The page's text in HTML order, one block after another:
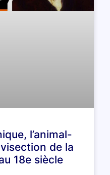
l’animal-
de la
18e siècle